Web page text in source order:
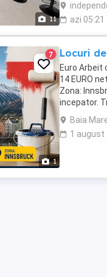
11
azi 05:21
1
7 Locuri
Euro Arbeit
14 EURO
Zona:
incepator.
sunati la
Baia
1 august